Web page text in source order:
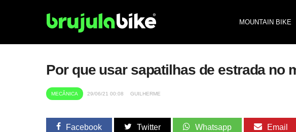
MOUNTAIN BIKE
Por que usar sapatilhas de estrada no
MECÂNICA 29/06/21 00:08 GUILHERME
Facebook Twitter Whatsapp Email